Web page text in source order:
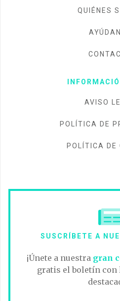
QUIÉNES
AVISO
POLÍTICA DE
POLÍTICA DE
SUSCRÍBETE A
¡Únete a nuestra gran
gratis el boletín con